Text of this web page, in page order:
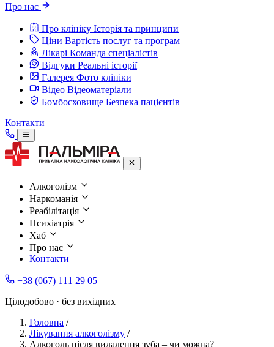
Про нас
Про клініку Історія та принципи
Ціни Вартість послуг та програм
Лікарі Команда спеціалістів
Відгуки Реальні історії
Галерея Фото клініки
Відео Відеоматеріали
Бомбосховище Безпека пацієнтів
Контакти
Алкоголізм
Наркоманія
Реабілітація
Психіатрія
Хаб
Про нас
Контакти
+38 (067) 111 29 05
Цілодобово · без вихідних
Головна /
Лікування алкоголізму /
Алкоголь після видалення зуба – чи можна?